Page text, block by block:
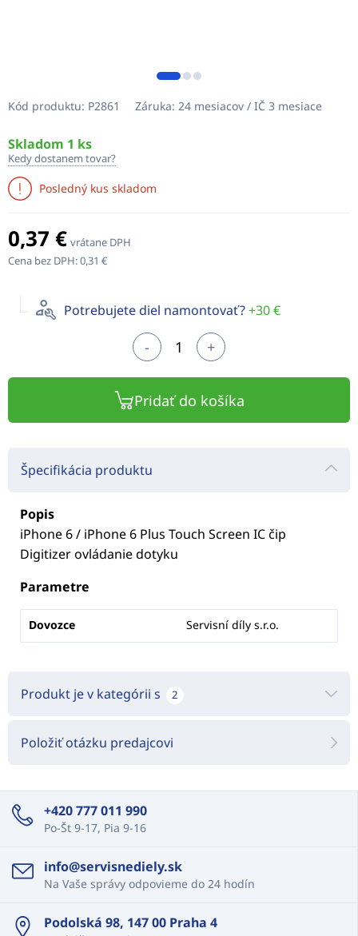
Kód produktu: P2861 Záruka: 24 mesiacov / IČ 3 mesiace
Skladom 1 ks
Kedy dostanem tovar?
Posledný kus skladom
0,37 € vrátane DPH
Cena bez DPH:0,31 €
Potrebujete diel namontovať?+30 €
- +
Pridať do košíka
Špecifikácia produktu
Popis
iPhone 6 / iPhone 6 Plus Touch Screen IC čip
Digitizer ovládanie dotyku
Parametre
Dovozce Servisní díly s.r.o.
Produkt je v kategórii s 2
Položiť otázku predajcovi
+420 777 011 990
Po-Št 9-17, Pia 9-16
info@servisnediely.sk
Na Vaše správy odpovieme do 24 hodín
Podolská 98, 147 00 Praha 4